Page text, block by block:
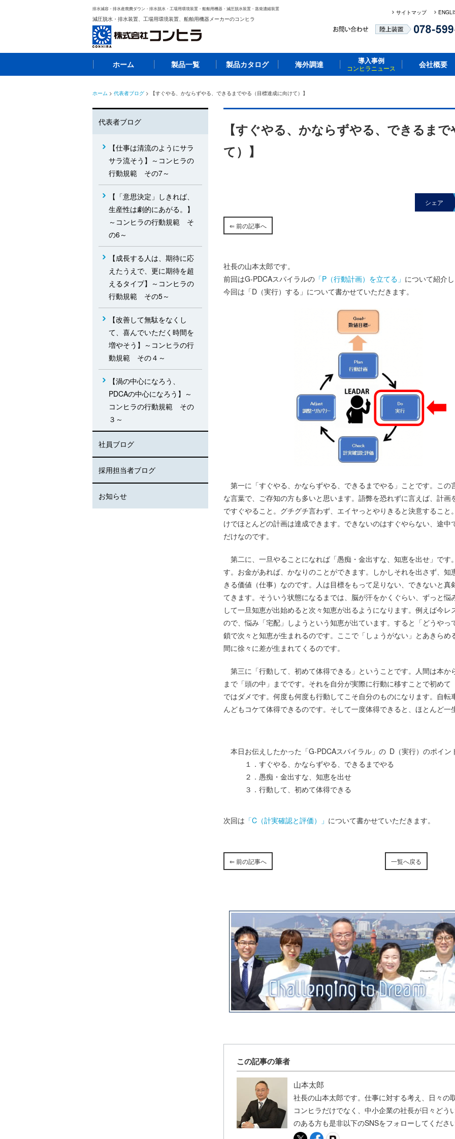
排水減容・排水産廃費ダウン・排水脱水・工場用環境装置・船舶用機器・減圧脱水装置・蒸発濃縮装置
減圧脱水・排水装置、工場用環境装置、船舶用機器メーカーのコンヒラ
サイトマップ
ホーム 製品一覧 製品カタログ 海外調達 導入事例
コンヒラニュース 会社概要
ホーム > 代表者ブログ > 【すぐやる、かならずやる、できるまでやる（目標達成に向けて）】
【すぐやる、かならずやる、できるま
て）】
シェア
⇐ 前の記事へ
社長の山本太郎です。
前回はG-PDCAスパイラルの 「P（行動計画）を立てる」 について紹介
今回は「D（実行）する」について書かせていただきます。
第一に「すぐやる、かならずやる、できるまでやる」ことです。こ
な言葉で、ご存知の方も多いと思います。語弊を恐れずに言えば、計
ですぐやること。グチグチ言わず、エイヤっとやりきると決意するこ
けでほとんどの計画は達成できます。できないのはすぐやらない、途
だけなのです。
第二に、一旦やることになれば「愚痴・金出すな、知恵を出せ」です
す。お金があれば、かなりのことができます。しかしそれを出さず、
きる価値（仕事）なのです。人は目標をもって足りない、できないと
てきます。そういう状態になるまでは、脳が汗をかくぐらい、ずっと
して一旦知恵が出始めると次々知恵が出るようになります。例えば今
ので、悩み「宅配」しようという知恵が出ています。すると「どうや
鎖で次々と知恵が生まれるのです。ここで「しょうがない」とあきら
間に徐々に差が生まれてくるのです。
第三に「行動して、初めて体得できる」ということです。人間は本
まで「頭の中」までです。それを自分が実際に行動に移すことで初め
ではダメです。何度も何度も行動してこそ自分のものになります。自
んどもコケて体得できるのです。そして一度体得できると、ほとんど一
本日お伝えしたかった「G-PDCAスパイラル」の D（実行）のポイン
１．すぐやる、かならずやる、できるまでやる
２．愚痴・金出すな、知恵を出せ
３．行動して、初めて体得できる
次回は 「C（計実確認と評価）」 について書かせていただきます。
⇐ 前の記事へ 一覧へ戻る
この記事の筆者
山本太郎
社長の山本太郎です。仕事に対する考え、日々の
コンヒラだけでなく、中小企業の社長が日々どう
のある方も是非以下のSNSをフォローしてくださ
代表者ブログ
【仕事は清流のようにサラ
サラ流そう】～コンヒラの
行動規範 その7～
【「意思決定」しきれば、
生産性は劇的にあがる。】
～コンヒラの行動規範 そ
の6～
【成長する人は、期待に応
えたうえで、更に期待を超
えるタイプ】～コンヒラの
行動規範 その5～
【改善して無駄をなくし
て、喜んでいただく時間を
増やそう】～コンヒラの行
動規範 その４～
【渦の中心になろう、
PDCAの中心になろう】～
コンヒラの行動規範 その
３～
社員ブログ
採用担当者ブログ
お知らせ